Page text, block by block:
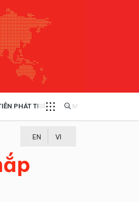
PHÁT TRIỂN MULTIMEDIA
EN VI